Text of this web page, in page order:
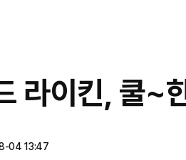
라이킨, 쿨~
04 13:47